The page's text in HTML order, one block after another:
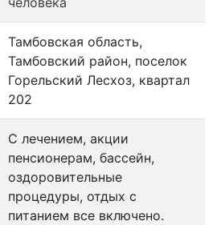
Тамбовская область,
Тамбовский район, поселок
Горельский Лесхоз, квартал
202
С лечением, акции
пенсионерам, бассейн,
оздоровительные
процедуры, отдых с
питанием все включено.